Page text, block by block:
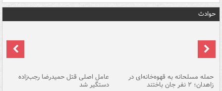
حوادث
حمله مسلحانه به قهوه‌خانه‌ای در
زاهدان؛ ۲ نفر جان باختند
عامل اصلی قتل حمیدرضا رجب‌زاده
دستگیر شد